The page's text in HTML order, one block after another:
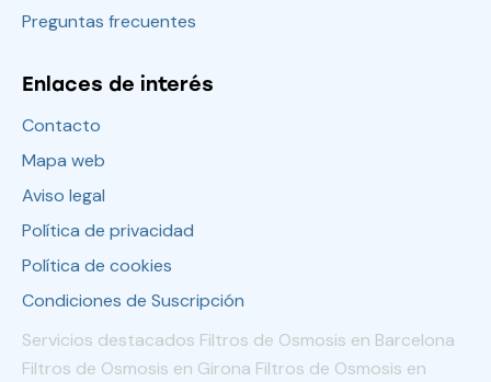
Preguntas frecuentes
Enlaces de interés
Contacto
Mapa web
Aviso legal
Política de privacidad
Política de cookies
Condiciones de Suscripción
Servicios destacados Filtros de Osmosis en Barcelona
Filtros de Osmosis en Girona Filtros de Osmosis en